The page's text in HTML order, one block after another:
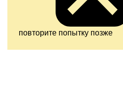
повторите попытку позже